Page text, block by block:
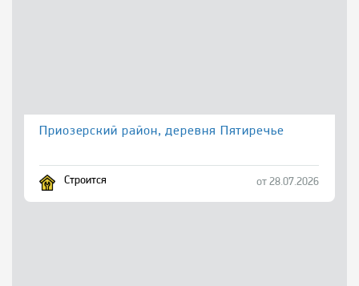
Приозерский район, деревня Пятиречье
Строится от 28.07.2026